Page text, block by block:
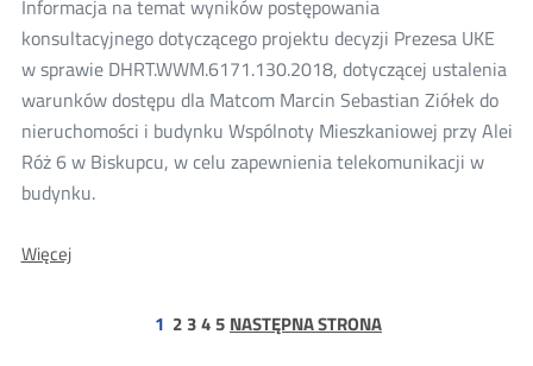
Informacja na temat wyników postępowania
konsultacyjnego dotyczącego projektu decyzji Prezesa UKE
w sprawie DHRT.WWM.6171.130.2018, dotyczącej ustalenia
warunków dostępu dla Matcom Marcin Sebastian Ziółek do
nieruchomości i budynku Wspólnoty Mieszkaniowej przy Alei
Róż 6 w Biskupcu, w celu zapewnienia telekomunikacji w
budynku.
WięcejO:
1 strona
2 strona
3strona
4strona
5 NASTĘPNA STRONA